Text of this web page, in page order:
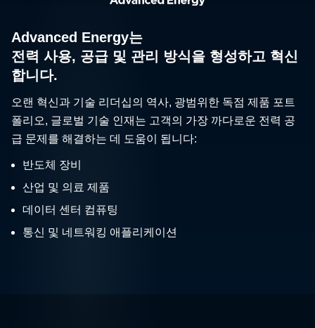
Advanced Energy는
전력 사용, 공급 및 관리 방식을 형성하고 혁신
합니다.
오랜 혁신과 기술 리더십의 역사, 광범위한 독점 제품 포트
폴리오, 글로벌 기술 인재는 고객의 가장 까다로운 전력 공
급 문제를 해결하는 데 도움이 됩니다:
반도체 장비
산업 및 의료 제품
데이터 센터 컴퓨팅
통신 및 네트워킹 애플리케이션